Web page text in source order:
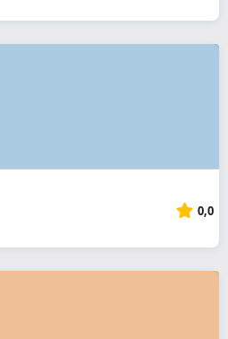
0,0